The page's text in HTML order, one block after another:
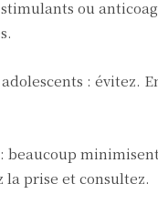
stimulants ou
: évitez.
beaucoup
la prise et consultez.